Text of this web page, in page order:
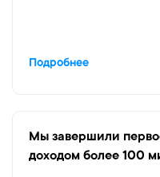
Подробнее
Мы завершили
доходом более 100